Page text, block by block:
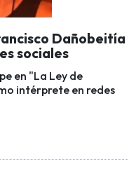
Dañobeitía
sociales
en "La Ley de
intérprete en redes